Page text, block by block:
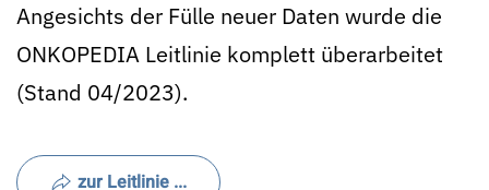
Angesichts der Fülle neuer Daten wurde die
ONKOPEDIA Leitlinie komplett überarbeitet
(Stand 04/2023).
zur Leitlinie ...